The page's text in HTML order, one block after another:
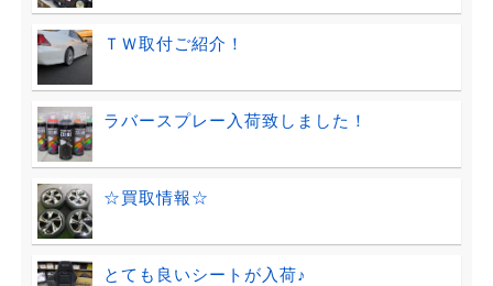
ＴＷ取付ご紹介！
ラバースプレー入荷致しました！
☆買取情報☆
とても良いシートが入荷♪